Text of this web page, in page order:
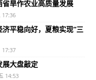
旱作农业高质量发展
17:36
平稳向好，夏粮实现“三
17:37
展大盘敲定
14:53